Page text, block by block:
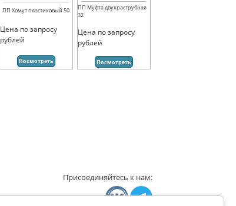
ПП Хомут пластиковый 50
Цена по запросу
рублей
Посмотреть
ПП Муфта двухраструбная
32
Цена по запросу
рублей
Посмотреть
Присоединяйтесь к нам: